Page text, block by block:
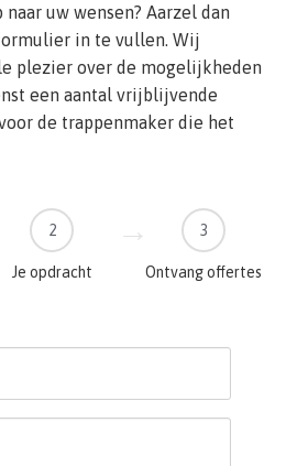
uw wensen? Aarzel dan
in te vullen. Wij
plezier over de mogelijkheden
een aantal vrijblijvende
de trappenmaker die het
2
Je opdracht
3
Ontvang offertes